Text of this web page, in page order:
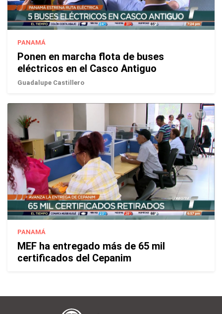
PANAMÁ
Ponen en marcha flota de buses
eléctricos en el Casco Antiguo
Guadalupe Castillero
PANAMÁ
MEF ha entregado más de 65 mil
certificados del Cepanim